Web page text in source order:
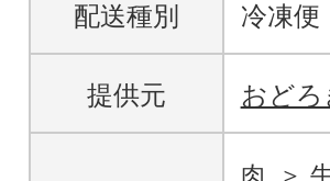
配送種別 冷凍便
提供元 おど
肉